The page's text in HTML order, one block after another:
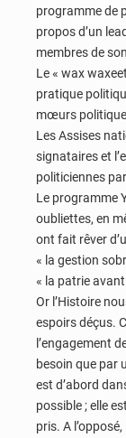
programme de
propos d’un
membres de
Le « wax
pratique
mœurs
Les Assises
signataires et
politiciennes
Le programme
oubliettes, en
ont fait rêver
« la gestion
« la patrie
Or l’Histoire
espoirs déçus.
l’engagement
besoin que par
est d’abord
possible ; elle
pris. A